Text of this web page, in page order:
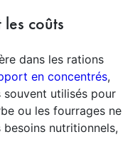
coûts
dans les rations
en concentrés,
souvent utilisés pour
ou les fourrages ne
nutritionnels,